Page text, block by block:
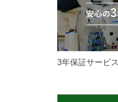
3年保証サービス